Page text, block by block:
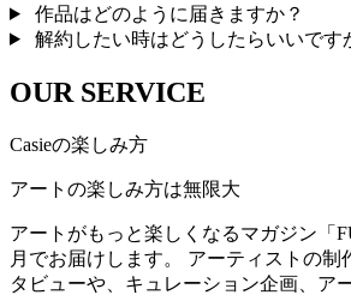
作品はどのように届きますか？
解約したい時はどうしたらいいです
OUR SERVICE
Casieの楽しみ方
アートの楽しみ方は無限大
アートがもっと楽しくなるマガジン「
月でお届けします。 アーティストの制
タビューや、キュレーション企画、ア